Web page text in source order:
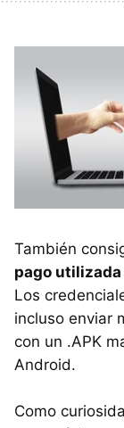
También
pago utilizada
Los
incluso enviar
con un .APK
Android.
Como